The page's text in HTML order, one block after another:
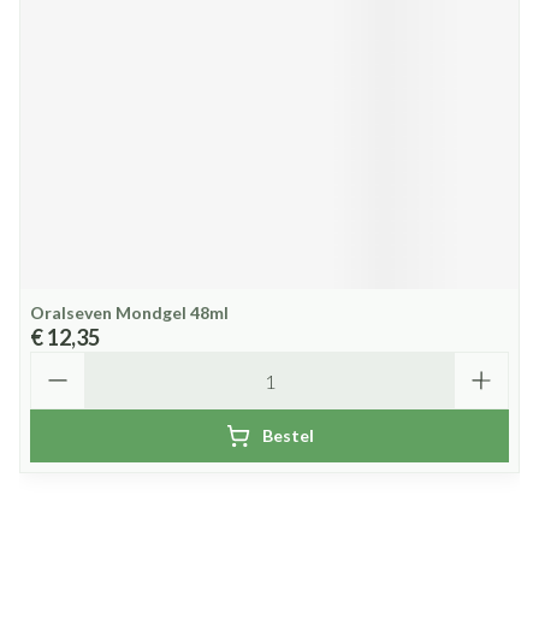
Oralseven Mondgel 48ml
€ 12,35
Bestel